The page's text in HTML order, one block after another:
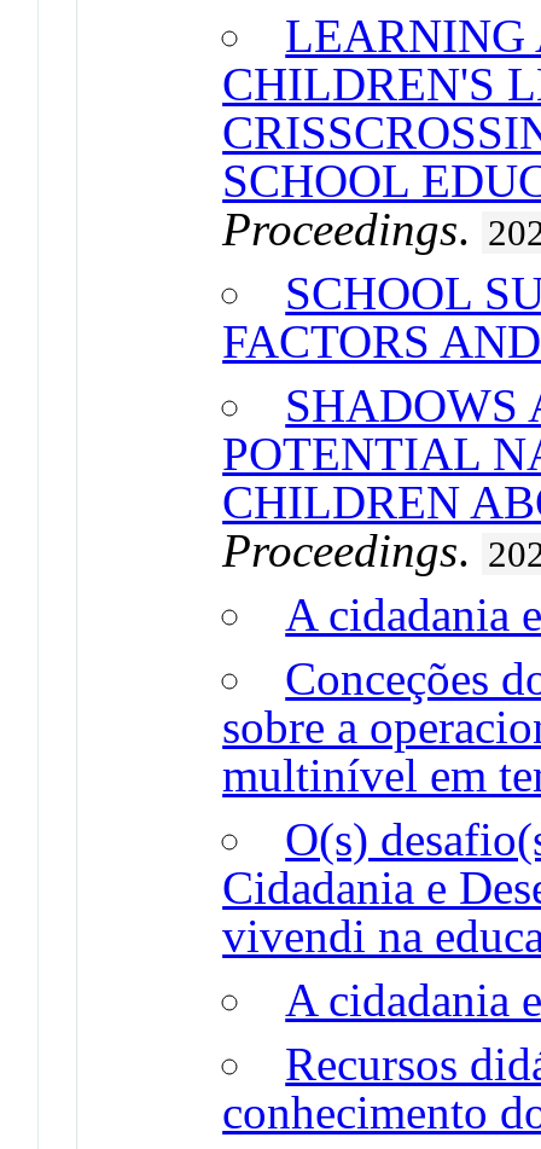
LEARNING
CHILDREN'S
SCHOOL
Proceedings.
SCHOOL
FACTORS
SHADOWS
POTENTIAL
CHILDREN
Proceedings.
A cidadania
Conceções
sobre a
multinível em
O(s)
Cidadania e
vivendi na
A cidadania
Recursos
conhecimento